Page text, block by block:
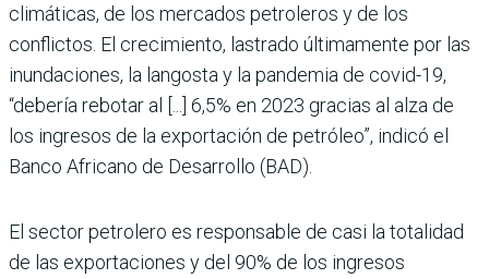
climáticas, de los mercados petroleros y de los
conflictos. El crecimiento, lastrado últimamente por las
inundaciones, la langosta y la pandemia de covid-19,
“debería rebotar al [...] 6,5% en 2023 gracias al alza de
los ingresos de la exportación de petróleo”, indicó el
Banco Africano de Desarrollo (BAD).
El sector petrolero es responsable de casi la totalidad
de las exportaciones y del 90% de los ingresos